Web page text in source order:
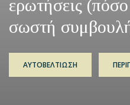
ερωτήσεις (πόσο
σωστή
ΑΥΤΟΒΕΛΤΙΩΣΗ